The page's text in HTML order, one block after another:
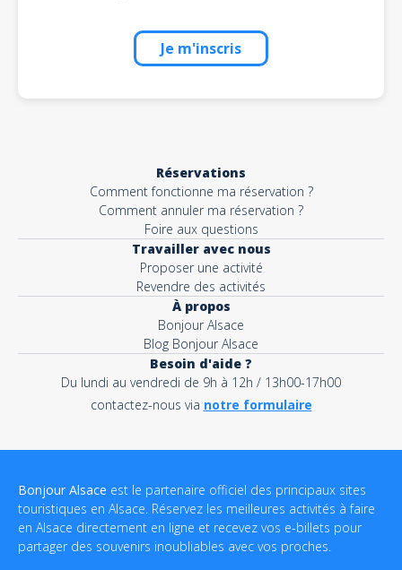
Je m'inscris
Réservations
Comment fonctionne ma réservation ?
Comment annuler ma réservation ?
Foire aux questions
Travailler avec nous
Proposer une activité
Revendre des activités
À propos
Bonjour Alsace
Blog Bonjour Alsace
Besoin d'aide ?
Du lundi au vendredi de 9h à 12h / 13h00-17h00
contactez-nous via notre formulaire
Bonjour Alsace est le partenaire officiel des principaux sites
touristiques en Alsace. Réservez les meilleures activités à faire
en Alsace directement en ligne et recevez vos e-billets pour
partager des souvenirs inoubliables avec vos proches.